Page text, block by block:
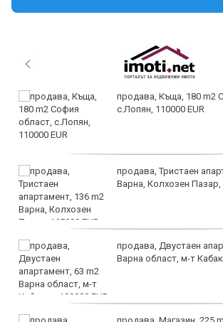
продава, Къща, 180 m2
с.Лопян, 110000 EUR
продава, Тристаен
Варна, Колхозен Пазар,
продава, Двустаен
Варна област, м-т